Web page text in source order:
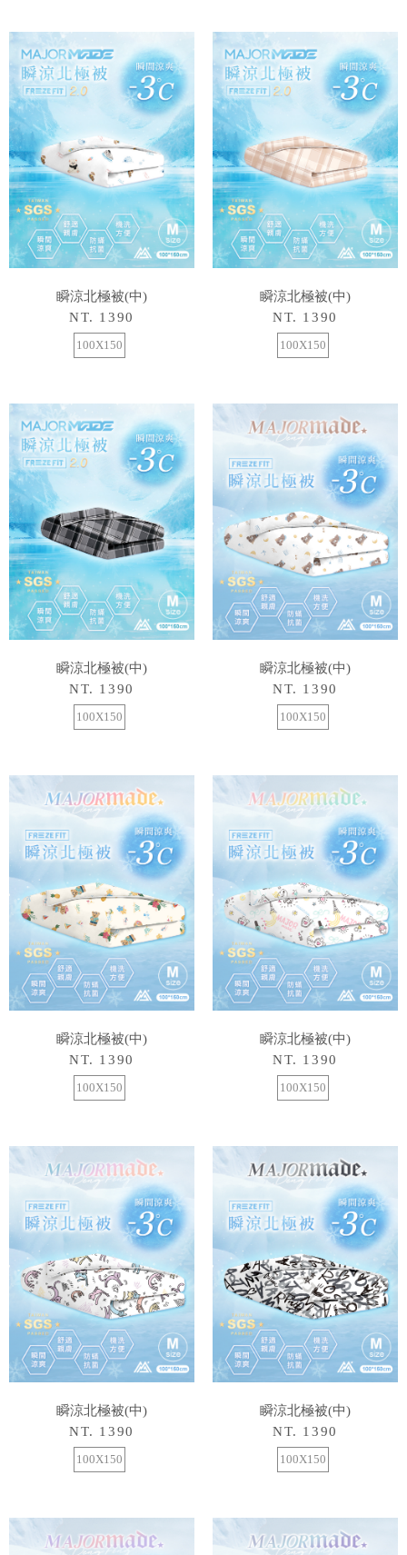
瞬涼北極被(中)
NT. 1390
100X150
瞬涼北極被(中)
NT. 1390
100X150
瞬涼北極被(中)
NT. 1390
100X150
瞬涼北極被(中)
NT. 1390
100X150
瞬涼北極被(中)
NT. 1390
100X150
瞬涼北極被(中)
NT. 1390
100X150
瞬涼北極被(中)
NT. 1390
100X150
瞬涼北極被(中)
NT. 1390
100X150